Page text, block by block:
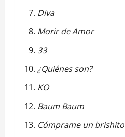
Diva
Morir de Amor
33
¿Quiénes son?
KO
Baum Baum
Cómprame un brishito